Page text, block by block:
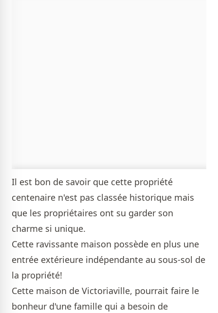
Il est bon de savoir que cette propriété
centenaire n'est pas classée historique mais
que les propriétaires ont su garder son
charme si unique.
Cette ravissante maison possède en plus une
entrée extérieure indépendante au sous-sol de
la propriété!
Cette maison de Victoriaville, pourrait faire le
bonheur d'une famille qui a besoin de